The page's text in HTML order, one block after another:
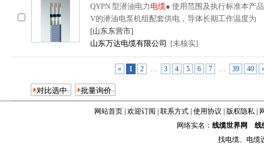
QYPN 型潜油电力 电缆● 使用范围及执行标准本产
V的潜油电泵机组配套供电，导体长期工作温度为
[山东东营市]
山东万达电缆有限公司
[未核实]
« 1 2 … 3 4 5 6 7 … 39 40
网站首页| 欢迎订阅 联系方式| 使用协议 版权隐私|
网络实名： 线缆世界网
线
找电缆、 电缆